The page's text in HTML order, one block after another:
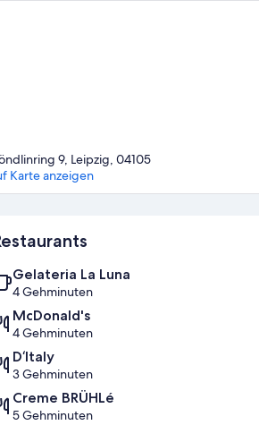
9, Leipzig, 04105
Karte anzeigen
Gelateria La Luna
4 Gehminuten
McDonald's
4 Gehminuten
D‘Italy
3 Gehminuten
Creme BRÜHLé
5 Gehminuten